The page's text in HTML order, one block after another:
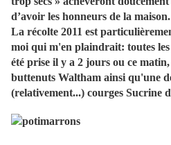
d’avoir les honneurs de la maison.
La récolte 2011 est
moi qui m'en plaindrait: toutes
été prise il y a 2 jours ou ce
buttenuts Waltham ainsi qu'une
(relativement...) courges Sucrine